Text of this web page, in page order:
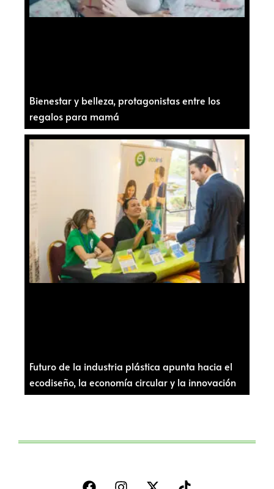
Bienestar y belleza, protagonistas entre los
regalos para mamá
Futuro de la industria plástica apunta hacia el
ecodiseño, la economía circular y la innovación